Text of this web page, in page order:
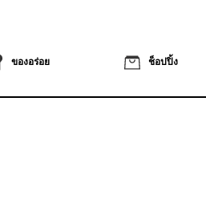
ของอร่อย ช็อปปิ้ง